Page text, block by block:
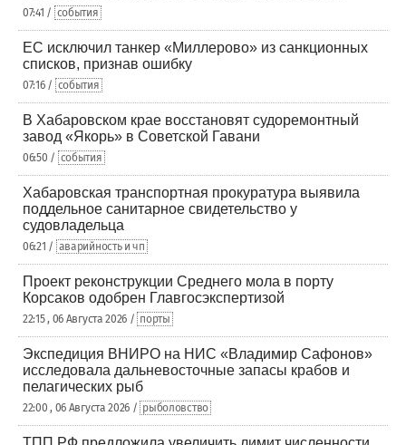
07:41 / события
ЕС исключил танкер «Миллерово» из санкционных
списков, признав ошибку
07:16 / события
В Хабаровском крае восстановят судоремонтный
завод «Якорь» в Советской Гавани
06:50 / события
Хабаровская транспортная прокуратура выявила
поддельное санитарное свидетельство у
судовладельца
06:21 / аварийность и чп
Проект реконструкции Среднего мола в порту
Корсаков одобрен Главгосэкспертизой
22:15 , 06 Августа 2026 / порты
Экспедиция ВНИРО на НИС «Владимир Сафонов»
исследовала дальневосточные запасы крабов и
пелагических рыб
22:00 , 06 Августа 2026 / рыболовство